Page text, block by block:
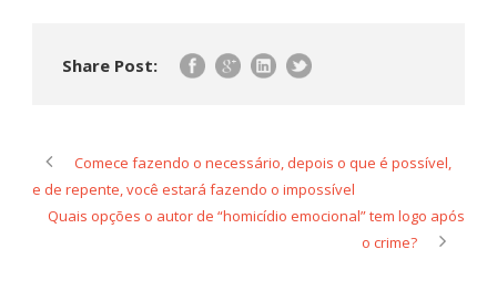
Share Post:
Comece fazendo o necessário, depois o que é possível,
e de repente, você estará fazendo o impossível
Quais opções o autor de “homicídio emocional” tem logo após
o crime?